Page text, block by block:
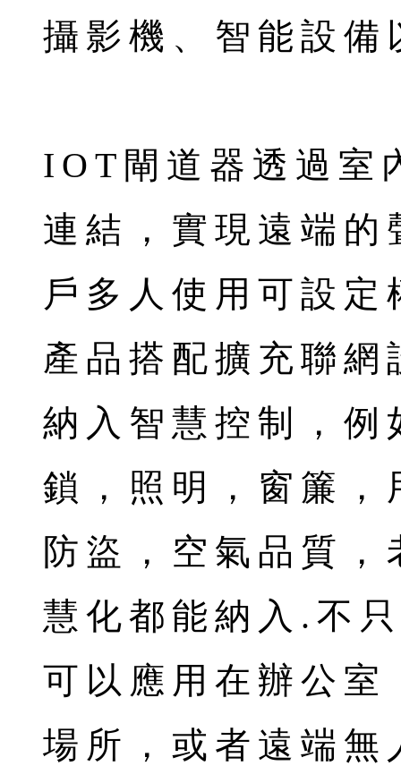
攝影機、智能設
IOT閘道器透過室
連結，實現遠端
戶多人使用可設
產品搭配擴充聯
納入智慧控制，
鎖，照明，窗簾
防盜，空氣品質
慧化都能納入.不
可以應用在辦公
場所，或者遠端